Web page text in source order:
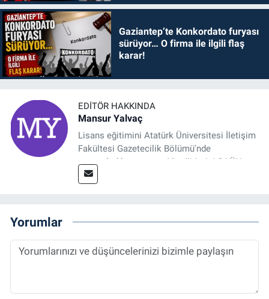
Gaziantep’te Konkordato furyası
sürüyor… O firma ile ilgili flaş
karar!
EDITÖR HAKKINDA
Mansur Yalvaç
Lisans eğitimini Atatürk Üniversitesi İletişim
Fakültesi Gazetecilik Bölümü'nde
tamamladıktan sonra, YL eğitimini GAÜN
Sosyal Bilimler Enstitüsü'nde İletişim ve T. D.
Spor, Sağlık ve Ekonomi Editörü olarak
sürdürmektedir.
Yorumlar